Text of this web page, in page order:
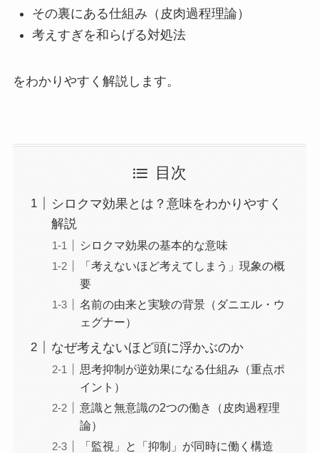
その裏にある仕組み（皮肉過程理論）
考えすぎを和らげる対処法
をわかりやすく解説します。
目次
シロクマ効果とは？意味をわかりやすく
解説
シロクマ効果の基本的な意味
「考えないほど考えてしまう」現象の概
要
名前の由来と実験の背景（ダニエル・ウ
ェグナー）
なぜ考えないほど頭に浮かぶのか
思考抑制が逆効果になる仕組み（重点ポ
イント）
意識と無意識の2つの働き（皮肉過程理
論）
「監視」と「抑制」が同時に働く構造